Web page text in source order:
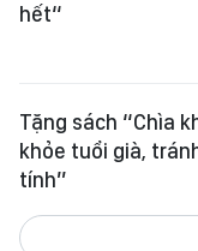
hết“
Tặng sách “Chìa
khỏe tuổi già,
tính”